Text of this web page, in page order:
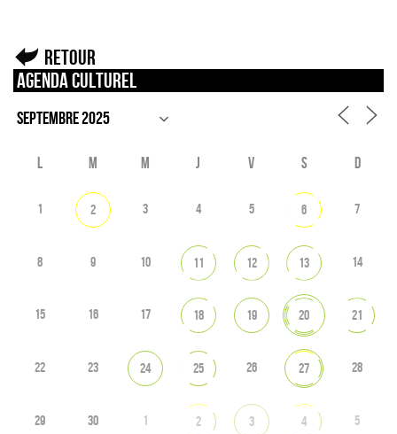
Retour
Agenda culturel
L M M J V S D
1 2 3 4 5 6 7
8 9 10 11 12 13 14
15 16 17 18 19 20 21
22 23 24 25 26 27 28
29 30 1 2 3 4 5